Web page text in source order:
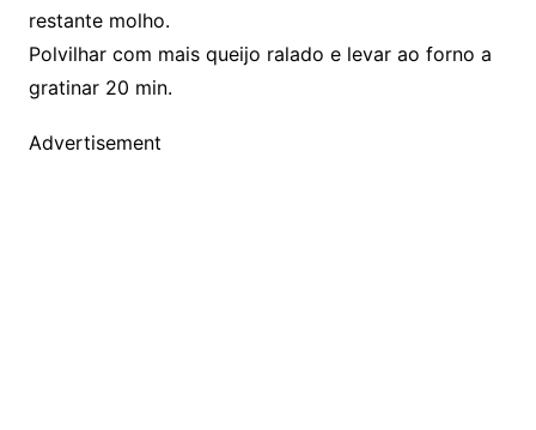
restante molho.
Polvilhar com mais queijo ralado e levar ao forno a
gratinar 20 min.
Advertisement